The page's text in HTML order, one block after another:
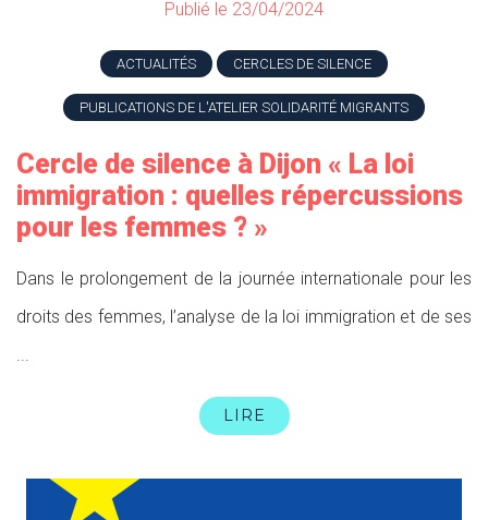
Publié le 23/04/2024
ACTUALITÉS CERCLES DE SILENCE
PUBLICATIONS DE L'ATELIER SOLIDARITÉ MIGRANTS
Cercle de silence à Dijon « La loi
immigration : quelles répercussions
pour les femmes ? »
Dans le prolongement de la journée internationale pour les
droits des femmes, l’analyse de la loi immigration et de ses
...
LIRE